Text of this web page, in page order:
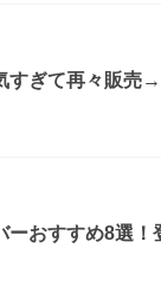
すぎて再々販売
ーおすすめ8選